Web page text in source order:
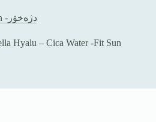
Sun Screen -دژەخۆر
Hyalu – Cica Water -Fit Sun